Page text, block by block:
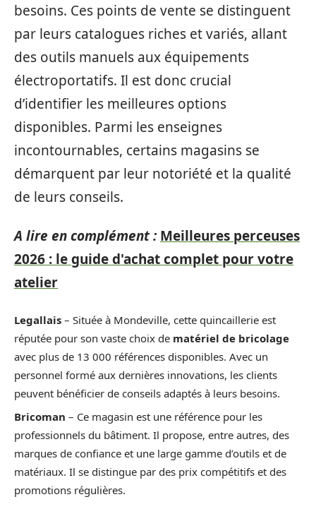
besoins. Ces points de vente se distinguent
par leurs catalogues riches et variés, allant
des outils manuels aux équipements
électroportatifs. Il est donc crucial
d’identifier les meilleures options
disponibles. Parmi les enseignes
incontournables, certains magasins se
démarquent par leur notoriété et la qualité
de leurs conseils.
A lire en complément : Meilleures perceuses
2026 : le guide d'achat complet pour votre
atelier
Legallais – Située à Mondeville, cette quincaillerie est
réputée pour son vaste choix de matériel de bricolage
avec plus de 13 000 références disponibles. Avec un
personnel formé aux dernières innovations, les clients
peuvent bénéficier de conseils adaptés à leurs besoins.
Bricoman – Ce magasin est une référence pour les
professionnels du bâtiment. Il propose, entre autres, des
marques de confiance et une large gamme d’outils et de
matériaux. Il se distingue par des prix compétitifs et des
promotions régulières.